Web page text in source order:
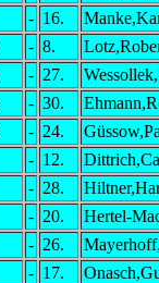
- 16.
- 8.
- 27.
- 30.
- 24.
- 12.
- 28.
- 20.
Hertel-
- 26.
- 17.